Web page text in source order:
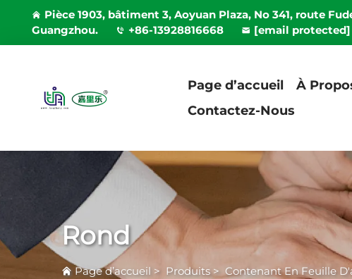
Pièce 1903, bâtiment 3, Aoyuan Plaza, No 341, route
Guangzhou.
+86-13928816668 [email protected]
Page d’accueil À
Contactez-Nous
Rond
Page d’accueil > Produits> Contenant En Feuille